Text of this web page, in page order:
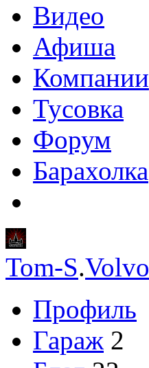
Видео
Афиша
Компании
Тусовка
Форум
Барахолка
Tom-S.Volvo
Профиль
Гараж 2